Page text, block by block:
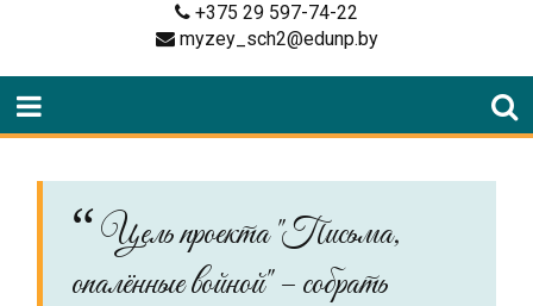
+375 29 597-74-22
myzey_sch2@edunp.by
Цель проекта "Письма,
опалённые войной" – собрать